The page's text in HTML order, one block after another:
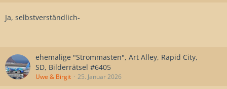
Ja, selbstverständlich-
ehemalige "Strommasten", Art Alley, Rapid City,
SD, Bilderrätsel #6405
Uwe & Birgit 25. Januar 2026